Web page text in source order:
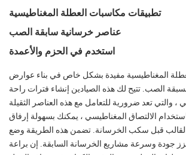
تطبيقات مكاسبات العطلة المغناطيسية
عناصر خرسانية سابقة الصب
استخدم في الحزم والأعمدة
المغناطيسية مفيدة بشكل خاص في بناء عوارض
الصب. تتيح لك هذه الصيادين إنشاء فترات راحة
، والتي تعد ضرورية للتعامل مع هذه العناصر الثقيلة
الالتصاق المغناطيسي ، يمكنك بسهولة إرفاق
قبل سكب الخرسانة. تضمن هذه الطريقة وضع
جودة وسرعة مشاريع الخرسانة السابقة. إن براعة